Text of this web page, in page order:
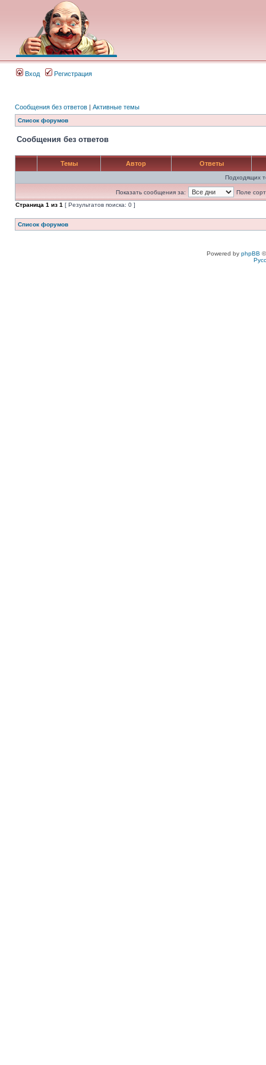
Вход Регистрация
Сообщения без ответов | Активные темы
Список форумов
Сообщения без ответов
Темы Автор Ответы
Подходящих
Показать сообщения за:
Поле
Страница 1 из 1 [ Результатов поиска: 0 ]
Список форумов
Powered by phpBB